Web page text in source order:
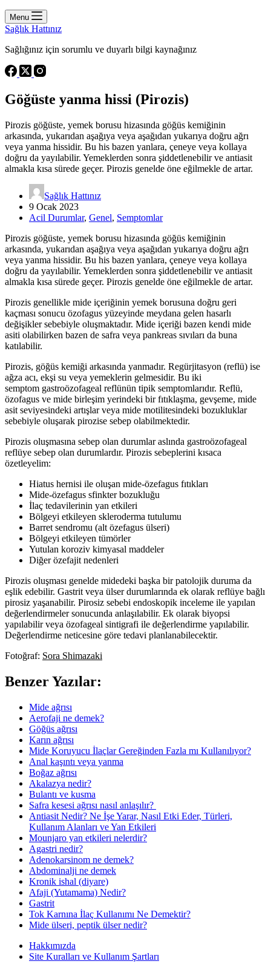
Menu
Sağlık Hattınız
Sağlığınız için sorumlu ve duyarlı bilgi kaynağınız
Göğüste yanma hissi (Pirozis)
Pirozis göğüste, yemek borusu hizasında göğüs kemiğinin
arkasında, yukarıdan aşağıya veya aşağıdan yukarıya doğru ağrı
veya yanma hissidir. Bu his bazen yanlara, çeneye veya kollaya
doğru da yayılabilir. Yemeklerden sonra şiddetlenebilir ve antiasit
almakla kısa sürede geçer. Pirozis genelde öne eğilmekle de artar.
Sağlık Hattınız
9 Ocak 2023
Acil Durumlar, Genel, Semptomlar
Pirozis göğüste, yemek borusu hizasında göğüs kemiğinin
arkasında, yukarıdan aşağıya veya aşağıdan yukarıya doğru ağrı
veya yanma hissidir. Bu his bazen yanlara, çeneye veya kollaya
doğru da yayılabilir. Yemeklerden sonra şiddetlenebilir ve antiasit
almakla kısa sürede geçer. Pirozis genelde öne eğilmekle de artar.
Pirozis genellikle mide içeriğinin yemek borusuna doğru geri
kaçması sonucu özofagus yüzeyinde meydana gelen hasarlı
değişikler sebebiyle oluşmaktadır. Mide içeriği bazen kendi mide
asiti olabilirken bazen de safra veya pankreas sıvıları da buna
katılabilir.
Pirozis, göğüs kemiği arkasında yanmadır. Regürjitasyon (reflü) ise
ağza acı, ekşi su veya yemeklerin gelmesidir. Bu iki
semptom gastroözofageal reflünün tipik semptomlarıdır. Reflü,
özofagus ve mide birleşim yerindeki bir fıtıklaşma, gevşeme, mide
asit seviyesindeki artışlar veya mide motilitesindeki bozukluklar
sebebiyle oluşarak pirozise sebep olabilmektedir.
Pirozis oluşmasına sebep olan durumlar aslında gastroözofageal
reflüye sebep olan durumlardır. Pirozis sebeplerini kısaca
özetleyelim:
Hiatus hernisi ile oluşan mide-özefagus fıtıkları
Mide-özefagus sfinkter bozukluğu
İlaç tedavilerinin yan etkileri
Bölgeyi etkileyen skleroderma tutulumu
Barret sendromu (alt özefagus ülseri)
Bölgeyi etkileyen tümörler
Yutulan koroziv kimyasal maddeler
Diğer özefajit nedenleri
Pirozis oluşması genelde midedeki başka bir patolojik duruma da
eşlik edebilir. Gastrit veya ülser durumlarında ek olarak reflüye bağlı
pirosiz yaşanabilir. Pirosiz sebebi endoskopik inceleme ile yapılan
değerlendirmeler sonucunda anlaşılabilir. Ek olarak biyopsi
yapılabilir veya özofageal sintigrafi ile değerlendirme yapılabilir.
Değerlendirme neticesine göre tedavi planlanabilecektir.
Fotoğraf: Sora Shimazaki
Benzer Yazılar:
Mide ağrısı
Aerofaji ne demek?
Göğüs ağrısı
Karın ağrısı
Mide Koruyucu İlaçlar Gereğinden Fazla mı Kullanılıyor?
Anal kaşıntı veya yanma
Boğaz ağrısı
Akalazya nedir?
Bulantı ve kusma
Safra kesesi ağrısı nasıl anlaşılır?
Antiasit Nedir? Ne İşe Yarar, Nasıl Etki Eder, Türleri,
Kullanım Alanları ve Yan Etkileri
Mounjaro yan etkileri nelerdir?
Agastri nedir?
Adenokarsinom ne demek?
Abdominalji ne demek
Kronik ishal (diyare)
Afaji (Yutamama) Nedir?
Gastrit
Tok Karnına İlaç Kullanımı Ne Demektir?
Mide ülseri, peptik ülser nedir?
Hakkımızda
Site Kuralları ve Kullanım Şartları